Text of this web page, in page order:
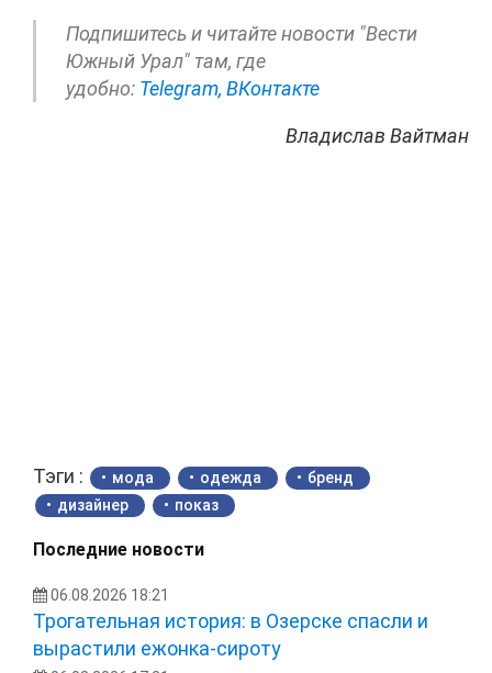
Подпишитесь и читайте новости "Вести
Южный Урал" там, где
удобно: Telegram, ВКонтакте
Владислав Вайтман
Тэги : мода одежда
бренд
дизайнер
показ
Последние новости
06.08.2026 18:21
Трогательная история: в Озерске спасли и
вырастили ежонка‑сироту